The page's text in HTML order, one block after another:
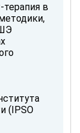
в
(IPSO